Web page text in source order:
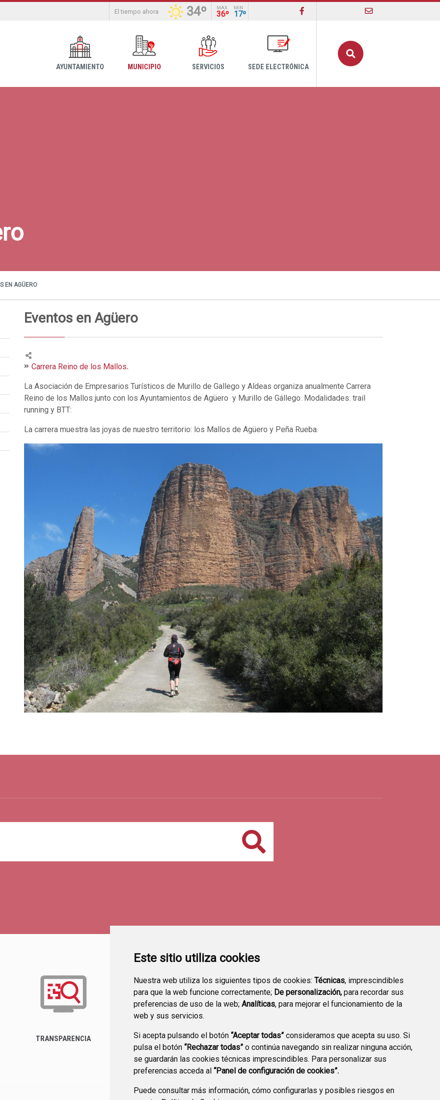
Este sitio utiliza cookies
Nuestra web utiliza los siguientes tipos de cookies: Técnicas, imprescindibles
para que la web funcione correctamente; De personalización, para recordar sus
preferencias de uso de la web; Analíticas, para mejorar el funcionamiento de la
web y sus servicios.
Si acepta pulsando el botón “Aceptar todas” consideramos que acepta su uso. Si
pulsa el botón “Rechazar todas” o continúa navegando sin realizar ninguna acción,
se guardarán las cookies técnicas imprescindibles. Para personalizar sus
preferencias acceda al “Panel de configuración de cookies”.
Puede consultar más información, cómo configurarlas y posibles riesgos en
El tiempo ahora 34º MAX
36º
MIN
17º
AYUNTAMIENTO MUNICIPIO SERVICIOS SEDE ELECTRÓNICA
EN AGÜERO
Eventos en Agüero
Carrera Reino de los Mallos.
La Asociación de Empresarios Turísticos de Murillo de Gallego y Aldeas organiza anualmente Carrera
Reino de los Mallos junto con los Ayuntamientos de Agüero y Murillo de Gállego. Modalidades: trail
running y BTT:
La carrera muestra las joyas de nuestro territorio: los Mallos de Agüero y Peña Rueba.
Buscar
TRANSPARENCIA
BUZÓN DEL
AYUNTAMIENTO
DIRECTORIO DE
INTERÉS
VALIDACIÓN DE
DOCUMENTOS